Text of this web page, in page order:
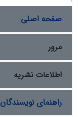
صفحه اصلی
مرور
اطلاعات نشریه
راهنمای نویسندگان